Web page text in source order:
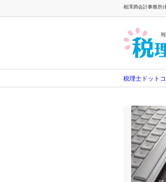
相澤満会計事務所(
税理士ドット